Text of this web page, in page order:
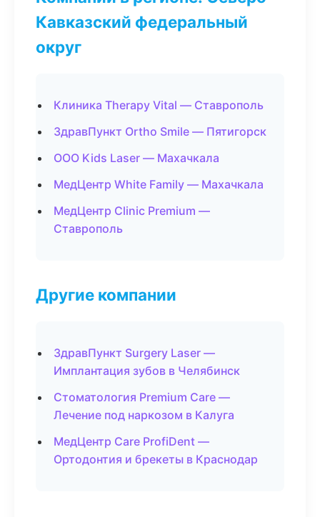
Кавказский федеральный
округ
Клиника Therapy Vital — Ставрополь
ЗдравПункт Ortho Smile — Пятигорск
ООО Kids Laser — Махачкала
МедЦентр White Family — Махачкала
МедЦентр Clinic Premium —
Ставрополь
Другие компании
ЗдравПункт Surgery Laser —
Имплантация зубов в Челябинск
Стоматология Premium Care —
Лечение под наркозом в Калуга
МедЦентр Care ProfiDent —
Ортодонтия и брекеты в Краснодар